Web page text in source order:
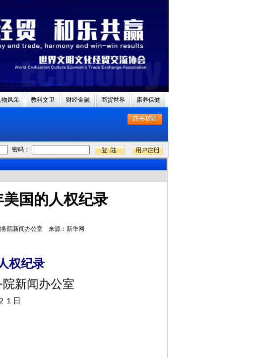
物风采 教科文卫 财经金融 商贸世界 康养保健
密码：
美国的人权纪录
务院新闻办公室 来源：新华网
权纪录
新闻办公室
日